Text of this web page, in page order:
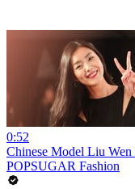
0:52
Chinese Model Liu
POPSUGAR Fashion